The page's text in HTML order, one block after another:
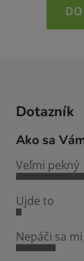
Dotazník
Ako sa
Veľmi pekný
Ujde to
Nepáči sa mi